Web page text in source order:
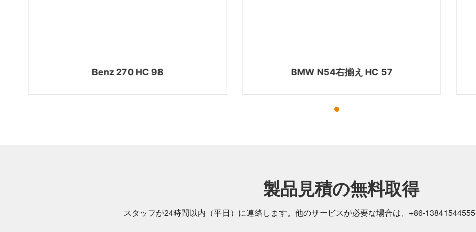
Benz 270 HC 98 BMW N54右揃え HC 57
製品見積の無料取得
スタッフが24時間以内（平日）に連絡します。他のサービスが必要な場合は、 +86-13841544555